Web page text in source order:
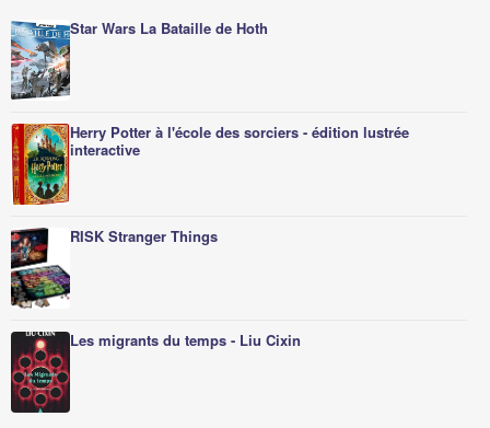
Star Wars La Bataille de Hoth
Herry Potter à l'école des sorciers - édition lustrée
interactive
RISK Stranger Things
Les migrants du temps - Liu Cixin